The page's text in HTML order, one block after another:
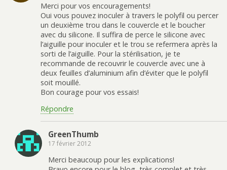
Merci pour vos encouragements!
Oui vous pouvez inoculer à travers le polyfil ou percer
un deuxième trou dans le couvercle et le boucher
avec du silicone. Il suffira de perce le silicone avec
l’aiguille pour inoculer et le trou se refermera après la
sorti de l’aiguille. Pour la stérilisation, je te
recommande de recouvrir le couvercle avec une à
deux feuilles d’aluminium afin d’éviter que le polyfil
soit mouillé.
Bon courage pour vos essais!
Répondre
GreenThumb
17 février 2012
Merci beaucoup pour les explications!